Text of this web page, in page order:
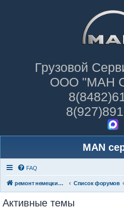
Грузовой
ООО "МАН
MAN
FAQ
ремонт немецких грузовиков Список форумов
Активные темы